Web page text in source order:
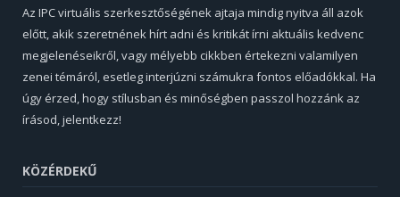
Az IPC virtuális szerkesztőségének ajtaja mindig nyitva áll azok
előtt, akik szeretnének hírt adni és kritikát írni aktuális kedvenc
megjelenéseikről, vagy mélyebb cikkben értekezni valamilyen
zenei témáról, esetleg interjúzni számukra fontos előadókkal. Ha
úgy érzed, hogy stílusban és minőségben passzol hozzánk az
írásod, jelentkezz!
KÖZÉRDEKŰ